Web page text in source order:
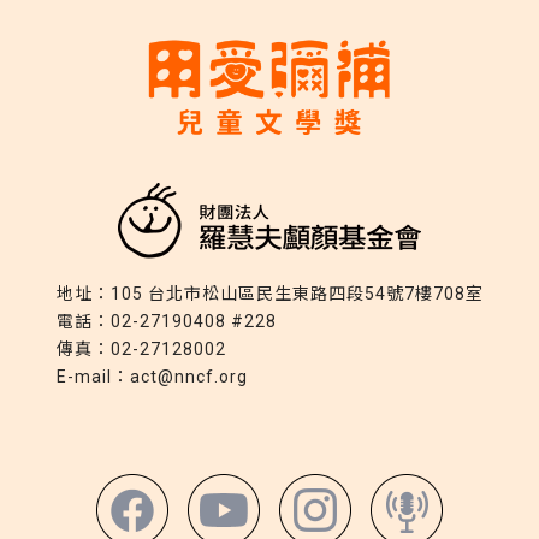
地址： 105 台北市松山區民生東路四段54號7樓708室
電話： 02-27190408 #228
傳真： 02-27128002
E-mail： act@nncf.org